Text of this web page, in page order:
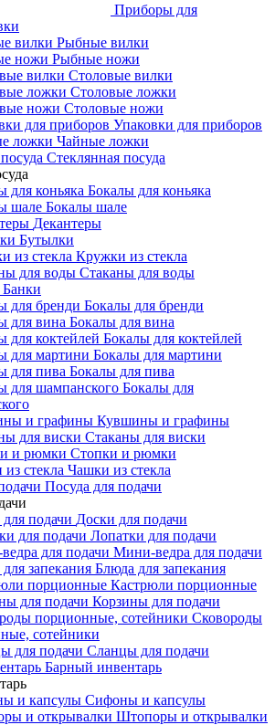
Приборы для
Рыбные вилки
Рыбные ножи
Столовые вилки
Столовые ложки
Столовые ножи
Упаковки для приборов
Чайные ложки
Стеклянная посуда
Бокалы для коньяка
Бокалы шале
Декантеры
Бутылки
Кружки из стекла
Стаканы для воды
Банки
Бокалы для бренди
Бокалы для вина
Бокалы для коктейлей
Бокалы для мартини
Бокалы для пива
Бокалы для
Кувшины и графины
Стаканы для виски
Стопки и рюмки
Чашки из стекла
Посуда для подачи
Доски для подачи
Лопатки для подачи
Мини-ведра для подачи
Блюда для запекания
Кастрюли порционные
Корзины для подачи
Сковороды
сотейники
Сланцы для подачи
Барный инвентарь
Сифоны и капсулы
Штопоры и открывалки